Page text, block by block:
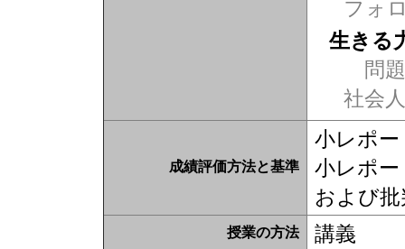
フォ
生きる
問題
社会
成績評価方法と基準
小レポー
小レポー
および
授業の方法 講義